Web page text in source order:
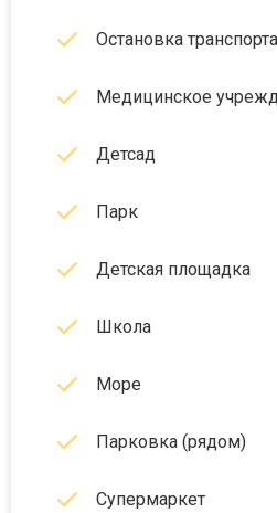
Остановка транспорта
Медицинское
Детсад
Парк
Детская площадка
Школа
Море
Парковка (рядом)
Супермаркет